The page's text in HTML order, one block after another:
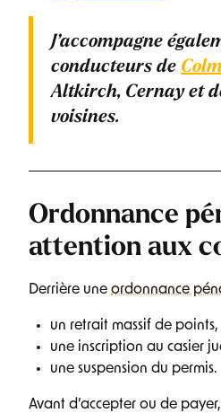
J’accompagne
conducteurs de
Altkirch, Cernayet
voisines.
Ordonnance
attention aux
Derrière une ordonnance
un retrait massif de points,
une inscription au casier
une suspension du permis.
Avant d’accepter ou de